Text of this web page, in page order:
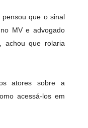
que o sinal
MV e advogado
achou que rolaria
atores sobre a
acessá-los em